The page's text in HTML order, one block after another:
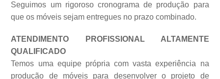
Seguimos um rigoroso cronograma de produção para
que os móveis sejam entregues no prazo combinado.
ATENDIMENTO PROFISSIONAL ALTAMENTE
QUALIFICADO
Temos uma equipe própria com vasta experiência na
produção de móveis para desenvolver o projeto de